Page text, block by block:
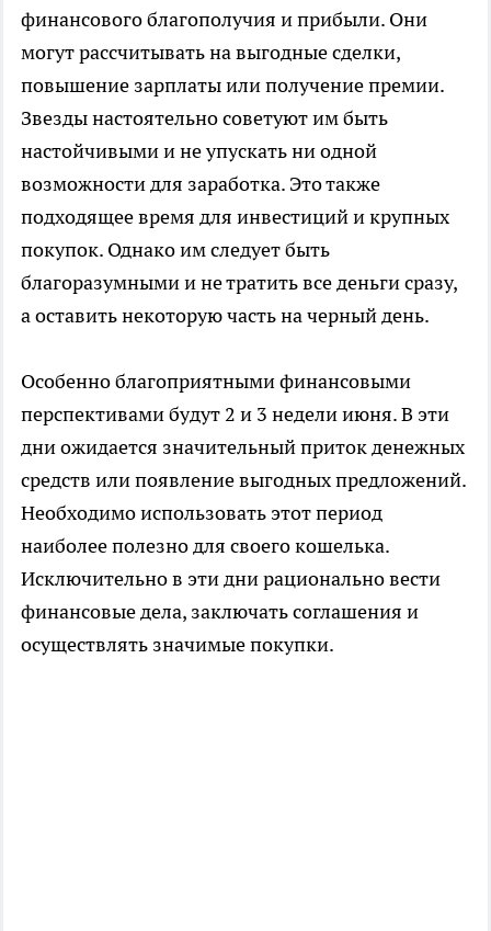
финансового благополучия и прибыли. Они
могут рассчитывать на выгодные сделки,
повышение зарплаты или получение премии.
Звезды настоятельно советуют им быть
настойчивыми и не упускать ни одной
возможности для заработка. Это также
подходящее время для инвестиций и крупных
покупок. Однако им следует быть
благоразумными и не тратить все деньги сразу,
а оставить некоторую часть на черный день.
Особенно благоприятными финансовыми
перспективами будут 2 и 3 недели июня. В эти
дни ожидается значительный приток денежных
средств или появление выгодных предложений.
Необходимо использовать этот период
наиболее полезно для своего кошелька.
Исключительно в эти дни рационально вести
финансовые дела, заключать соглашения и
осуществлять значимые покупки.